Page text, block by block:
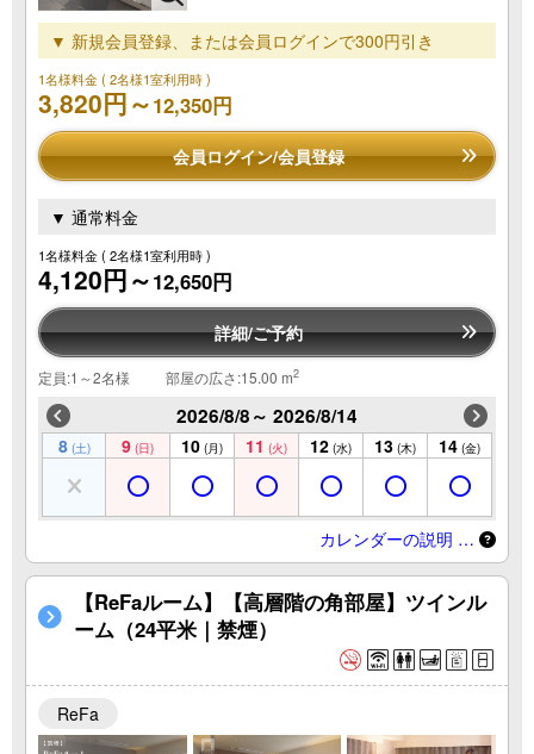
▼ 新規会員登録、または会員ログインで300円引き
1名様料金( 2名様1室利用時 )
3,820円～12,350円
会員ログイン/会員登録
▼ 通常料金
1名様料金( 2名様1室利用時 )
4,120円～12,650円
詳細/ご予約
定員:1～2名様 部屋の広さ:15.00 m2
2026/8/8～ 2026/8/14
8 (土) 9 (日) 10 (月) 11 (火) 12 (水) 13 (木) 14 (金)
カレンダーの説明 …
【ReFaルーム】【高層階の角部屋】ツインル
ーム（24平米｜禁煙）
ReFa